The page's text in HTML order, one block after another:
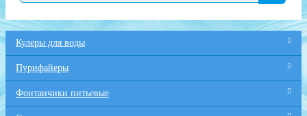
Кулеры для воды
Пурифайеры
Фонтанчики питьевые